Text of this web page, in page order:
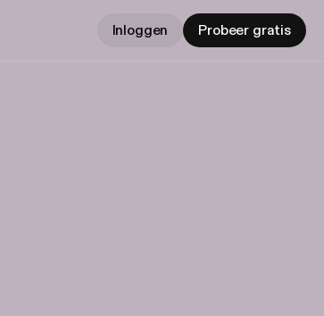
Inloggen Probeer gratis